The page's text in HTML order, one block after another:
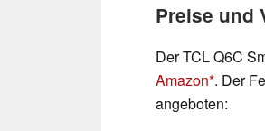
Preise und
Der TCL Q6C
Amazon . Der
angeboten: